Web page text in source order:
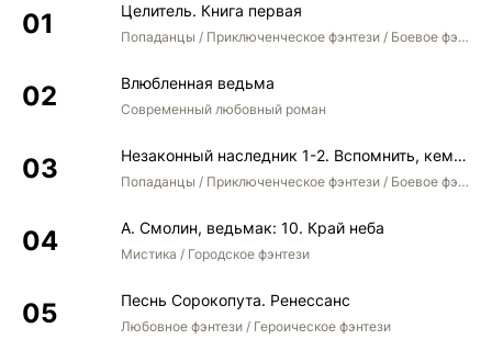
Целитель. Книга первая
Попаданцы / Приключенческое фэнтези / Боевое фэнтези
Влюбленная ведьма
Современный любовный роман
Незаконный наследник 1-2. Вспомнить, кем был. Стать собой. Остаться собой
Попаданцы / Приключенческое фэнтези / Боевое фэнтези / Юмористическое фэнтези
А. Смолин, ведьмак: 10. Край неба
Мистика / Городское фэнтези
Песнь Сорокопута. Ренессанс
Любовное фэнтези / Героическое фэнтези